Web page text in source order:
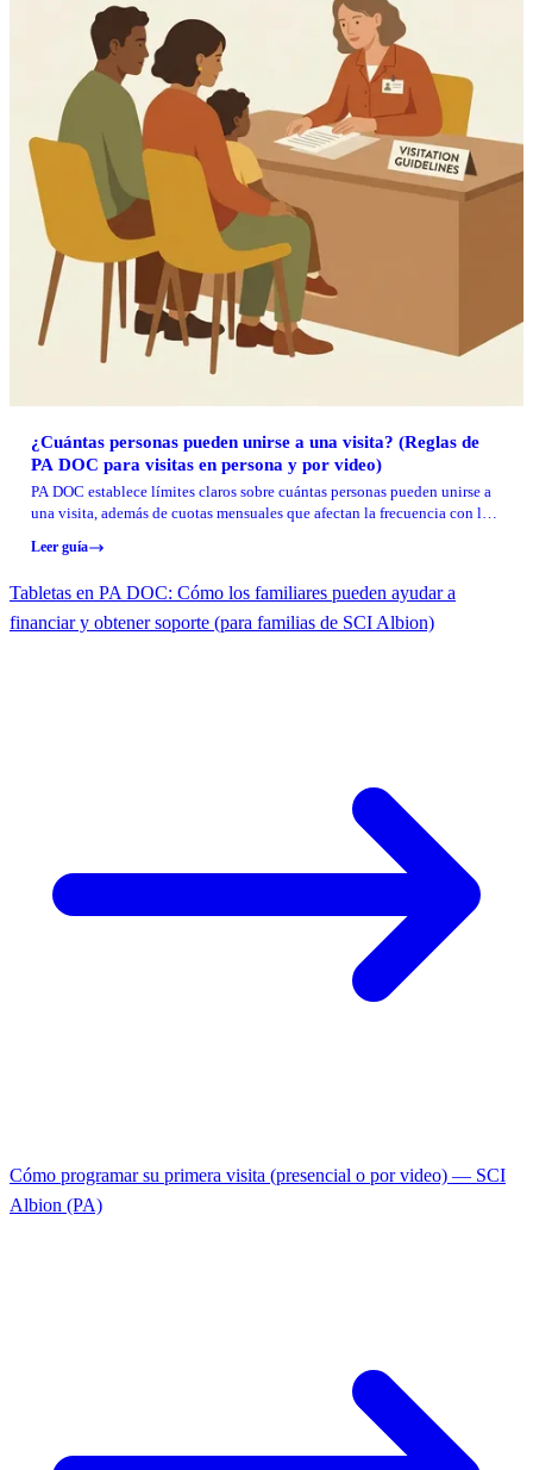
¿Cuántas personas pueden unirse a una visita? (Reglas de
PA DOC para visitas en persona y por video)
PA DOC establece límites claros sobre cuántas personas pueden unirse a
una visita, además de cuotas mensuales que afectan la frecuencia con la
visitas en persona y por video, para que puedas planificar con
Leer guía
Tabletas en PA DOC: Cómo los familiares pueden ayudar a
financiar y obtener soporte (para familias de SCI Albion)
Cómo programar su primera visita (presencial o por video) — SCI
Albion (PA)